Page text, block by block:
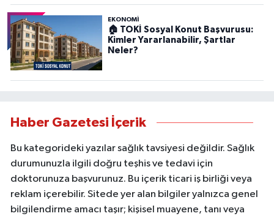
EKONOMİ
🏠 TOKİ Sosyal Konut Başvurusu:
Kimler Yararlanabilir, Şartlar
Neler?
Haber Gazetesi İçerik
Bu kategorideki yazılar sağlık tavsiyesi değildir. Sağlık
durumunuzla ilgili doğru teşhis ve tedavi için
doktorunuza başvurunuz. Bu içerik ticari iş birliği veya
reklam içerebilir. Sitede yer alan bilgiler yalnızca genel
bilgilendirme amacı taşır; kişisel muayene, tanı veya